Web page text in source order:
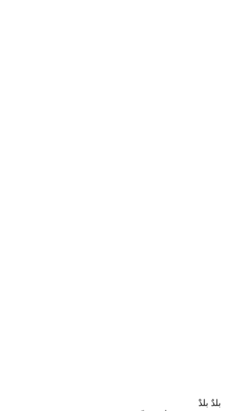
بلدٌ بلدْ‎